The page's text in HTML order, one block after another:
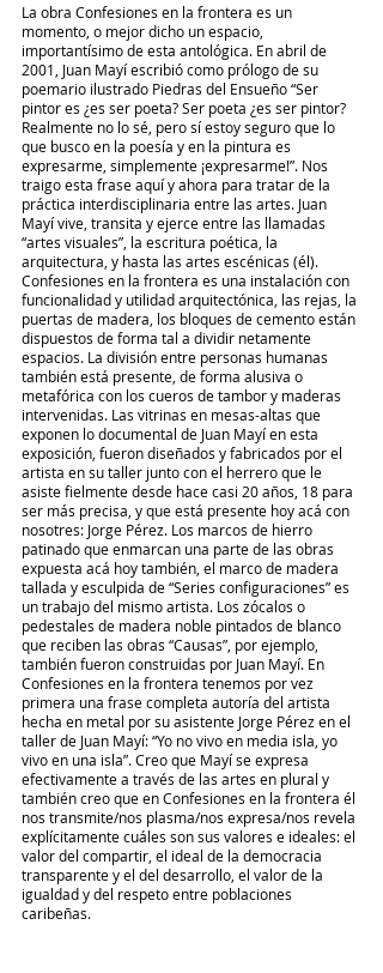
La obra Confesiones en la frontera es un
momento, o mejor dicho un espacio,
importantísimo de esta antológica. En abril de
2001, Juan Mayí escribió como prólogo de su
poemario ilustrado Piedras del Ensueño “Ser
pintor es ¿es ser poeta? Ser poeta ¿es ser pintor?
Realmente no lo sé, pero sí estoy seguro que lo
que busco en la poesía y en la pintura es
expresarme, simplemente ¡expresarme!”. Nos
traigo esta frase aquí y ahora para tratar de la
práctica interdisciplinaria entre las artes. Juan
Mayí vive, transita y ejerce entre las llamadas
“artes visuales”, la escritura poética, la
arquitectura, y hasta las artes escénicas (él).
Confesiones en la frontera es una instalación con
funcionalidad y utilidad arquitectónica, las rejas, la
puertas de madera, los bloques de cemento están
dispuestos de forma tal a dividir netamente
espacios. La división entre personas humanas
también está presente, de forma alusiva o
metafórica con los cueros de tambor y maderas
intervenidas. Las vitrinas en mesas-altas que
exponen lo documental de Juan Mayí en esta
exposición, fueron diseñados y fabricados por el
artista en su taller junto con el herrero que le
asiste fielmente desde hace casi 20 años, 18 para
ser más precisa, y que está presente hoy acá con
nosotres: Jorge Pérez. Los marcos de hierro
patinado que enmarcan una parte de las obras
expuesta acá hoy también, el marco de madera
tallada y esculpida de “Series configuraciones” es
un trabajo del mismo artista. Los zócalos o
pedestales de madera noble pintados de blanco
que reciben las obras “Causas”, por ejemplo,
también fueron construidas por Juan Mayí. En
Confesiones en la frontera tenemos por vez
primera una frase completa autoría del artista
hecha en metal por su asistente Jorge Pérez en el
taller de Juan Mayí: “Yo no vivo en media isla, yo
vivo en una isla”. Creo que Mayí se expresa
efectivamente a través de las artes en plural y
también creo que en Confesiones en la frontera él
nos transmite/nos plasma/nos expresa/nos revela
explícitamente cuáles son sus valores e ideales: el
valor del compartir, el ideal de la democracia
transparente y el del desarrollo, el valor de la
igualdad y del respeto entre poblaciones
caribeñas.